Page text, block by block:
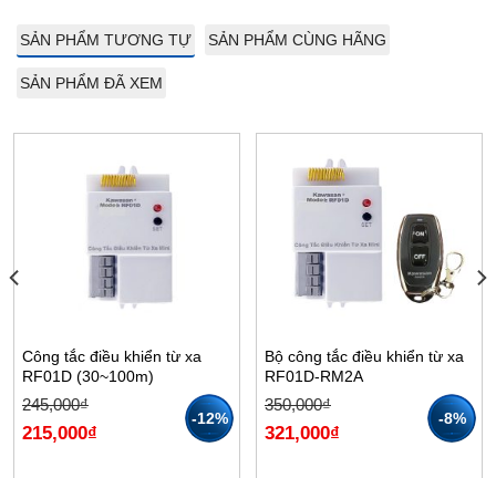
SẢN PHẨM TƯƠNG TỰ SẢN PHẨM CÙNG HÃNG
SẢN PHẨM ĐÃ XEM
-12%
Công tắc điều khiển từ xa
RF01D (30~100m)
245,000₫
Giá
là:
245,000₫.
215,000₫
Giá
hiện
tại
-8%
Bộ công tắc điều khiển từ xa
RF01D-RM2A
350,000₫
Giá
là:
350,000₫.
321,000₫
Giá
hiện
tại